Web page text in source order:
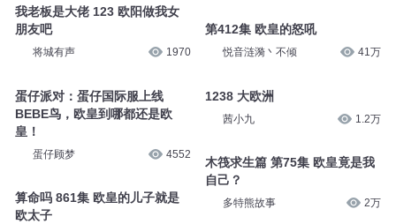
我老板是大佬 123 欧阳做我女
朋友吧
将城有声 1970
蛋仔派对：蛋仔国际服上线
BEBE鸟，欧皇到哪都还是欧
皇！
蛋仔顾梦 4552
算命吗 861集 欧皇的儿子就是
欧太子
第412集 欧皇的怒吼
悦音涟漪丶不倾 41万
1238 大欧洲
茜小九 1.2万
木筏求生篇 第75集 欧皇竟是我
自己？
多特熊故事 2万